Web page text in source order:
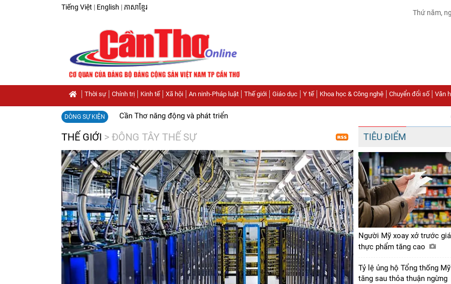
Tiếng Việt | English | ភាសាខ្មែរ
Thứ năm,
Thời sự Chính trị Kinh tế Xã hội An ninh-Pháp luật Thế giới Giáo dục Y tế Khoa học & Công nghệ Chuyển đổi số Văn
DÒNG SỰ KIỆN Cần Thơ năng động và phát triển
THẾ GIỚI > ĐÔNG TÂY THẾ SỰ TIÊU ĐIỂM
Người Mỹ xoay xở trước giá
thực phẩm tăng cao
Tỷ lệ ủng hộ Tổng thống Mỹ
tăng sau thỏa thuận ngừng